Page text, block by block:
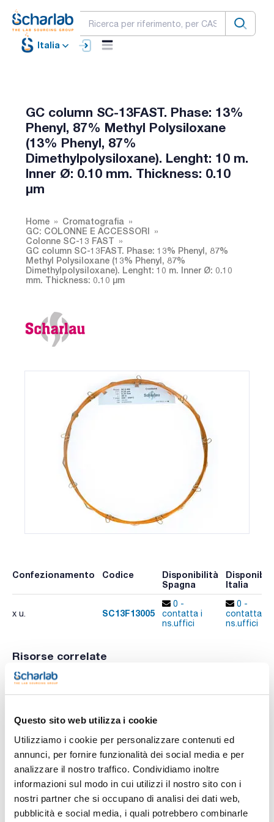
Questo sito web utilizza i cookie
Utilizziamo i cookie per personalizzare contenuti ed
annunci, per fornire funzionalità dei social media e per
analizzare il nostro traffico. Condividiamo inoltre
informazioni sul modo in cui utilizzi il nostro sito con i
nostri partner che si occupano di analisi dei dati web,
pubblicità e social media, i quali potrebbero combinarle
Italia
GC column SC-13FAST. Phase: 13%
Phenyl, 87% Methyl Polysiloxane
(13% Phenyl, 87%
Dimethylpolysiloxane). Lenght: 10 m.
Inner Ø: 0.10 mm. Thickness: 0.10
µm
Home
Cromatografia
GC: COLONNE E ACCESSORI
Colonne SC-13 FAST
GC column SC-13FAST. Phase: 13% Phenyl, 87%
Methyl Polysiloxane (13% Phenyl, 87%
Dimethylpolysiloxane). Lenght: 10 m. Inner Ø: 0.10
mm. Thickness: 0.10 µm
Confezionamento Codice
Disponibilità
Spagna
Italia
x u. SC13F13005
0 -
contatta i
ns.uffici
0 -
contatta i
ns.uffici
Risorse correlate